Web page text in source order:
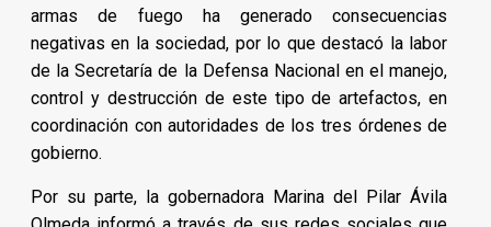
armas de fuego ha generado consecuencias
negativas en la sociedad, por lo que destacó la labor
de la Secretaría de la Defensa Nacional en el manejo,
control y destrucción de este tipo de artefactos, en
coordinación con autoridades de los tres órdenes de
gobierno.
Por su parte, la gobernadora Marina del Pilar Ávila